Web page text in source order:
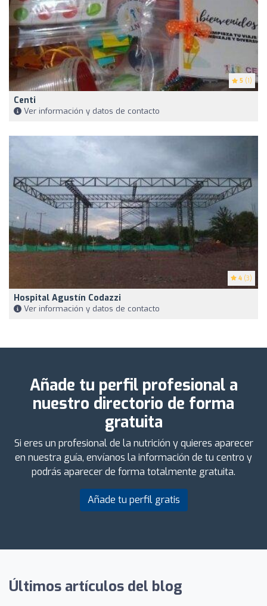
5 (1)
Centi
Ver información y datos de contacto
4 (3)
Hospital Agustín Codazzi
Ver información y datos de contacto
Añade tu perfil profesional a
nuestro directorio de forma
gratuita
Si eres un profesional de la nutrición y quieres aparecer
en nuestra guía, envíanos la información de tu centro y
podrás aparecer de forma totalmente gratuita.
Añade tu perfil gratis
Últimos artículos del blog